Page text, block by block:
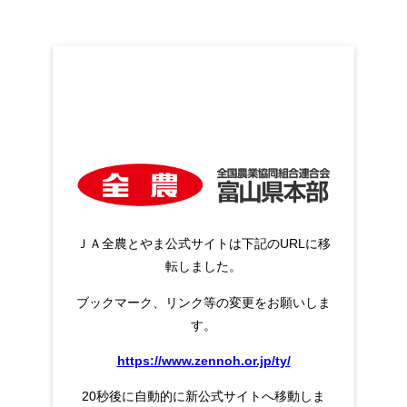
ＪＡ全農とやま公式サイトは下記のURLに移
転しました。
ブックマーク、リンク等の変更をお願いしま
す。
https://www.zennoh.or.jp/ty/
20秒後に自動的に新公式サイトへ移動しま